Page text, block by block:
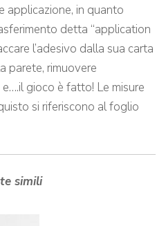
applicazione, in quanto
detta “application
l’adesivo dalla sua carta
parete, rimuovere
gioco è fatto! Le misure
si riferiscono al foglio
simili